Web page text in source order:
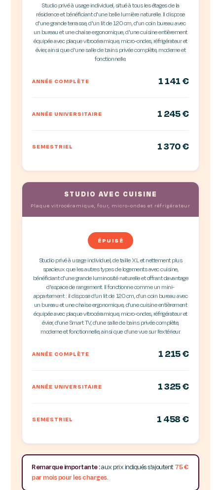
Studio privé à usage individuel, situé à tous les étages de la
résidence et bénéficiant d'une belle lumière naturelle. Il dispose
d'une grande terrasse, d'un lit de 120 cm, d'un coin bureau avec
un bureau et une chaise ergonomique, d'une cuisine entièrement
équipée avec plaque vitrocéramique, micro-ondes, réfrigérateur et
évier, ainsi que d'une salle de bains privée complète, moderne et
fonctionnelle.
ANNÉE COMPLÈTE 1 141 €
ANNÉE UNIVERSITAIRE 1 245 €
SEMESTRIEL 1 370 €
STUDIO AVEC CUISINE
Plaque vitrocéramique, four, micro-ondes et réfrigérateur
ÉPUISÉ
Studio privé à usage individuel, de taille XL et nettement plus
spacieux que les autres types de logements avec cuisine,
bénéficiant d'une grande luminosité naturelle et offrant davantage
d'espace de rangement. Il fonctionne comme un mini-
appartement : il dispose d’un lit de 120 cm, d’un coin bureau avec
un bureau et une chaise ergonomique, d’une cuisine entièrement
équipée avec plaque vitrocéramique, micro-ondes, réfrigérateur et
évier, d’une Smart TV, d’une salle de bains privée complète,
moderne et fonctionnelle, ainsi que d’une vue sur l’extérieur.
ANNÉE COMPLÈTE 1 215 €
ANNÉE UNIVERSITAIRE 1 325 €
SEMESTRIEL 1 458 €
Remarque importante :aux prix indiqués s'ajoutent75 €
par mois pour les charges.